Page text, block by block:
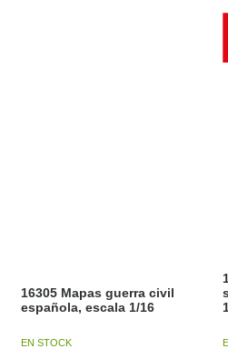
16305 Mapas guerra civil
española, escala 1/16
EN STOCK